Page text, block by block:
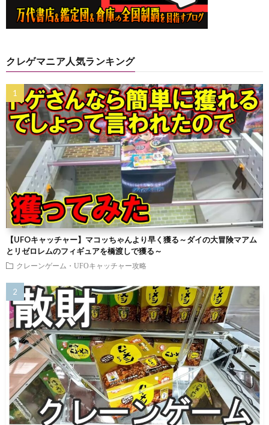
クレゲマニア人気ランキング
【UFOキャッチャー】マコッちゃんより早く獲る～ダイの大冒険マアム
とリゼロレムのフィギュアを橋渡しで獲る～
クレーンゲーム・UFOキャッチャー攻略